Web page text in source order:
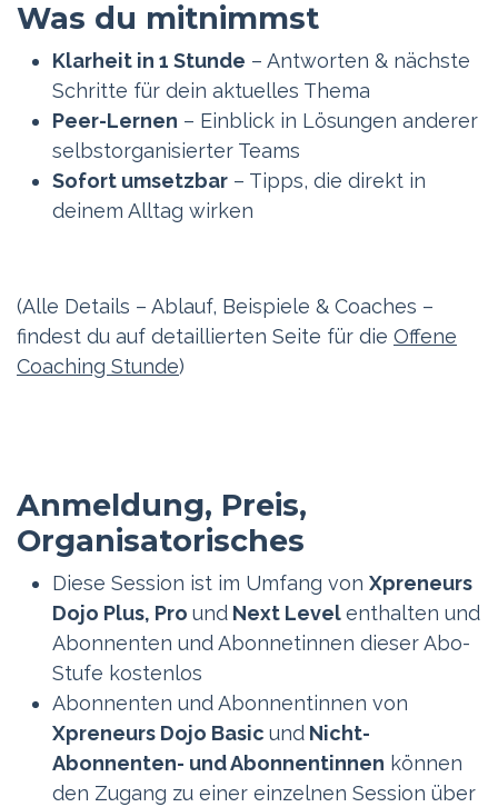
Was du mitnimmst
Klarheit in 1 Stunde – Antworten & nächste
Schritte für dein aktuelles Thema
Peer-Lernen – Einblick in Lösungen anderer
selbstorganisierter Teams
Sofort umsetzbar – Tipps, die direkt in
deinem Alltag wirken
(Alle Details – Ablauf, Beispiele & Coaches –
findest du auf detaillierten Seite für die Offene
Coaching Stunde)
Anmeldung, Preis,
Organisatorisches
Diese Session ist im Umfang von Xpreneurs
Dojo Plus, Pro und Next Levelenthalten und
Abonnenten und Abonnetinnen dieser Abo-
Stufe kostenlos
Abonnenten und Abonnentinnen von
Xpreneurs Dojo Basic und Nicht-
Abonnenten- und Abonnentinnen können
den Zugang zu einer einzelnen Session über